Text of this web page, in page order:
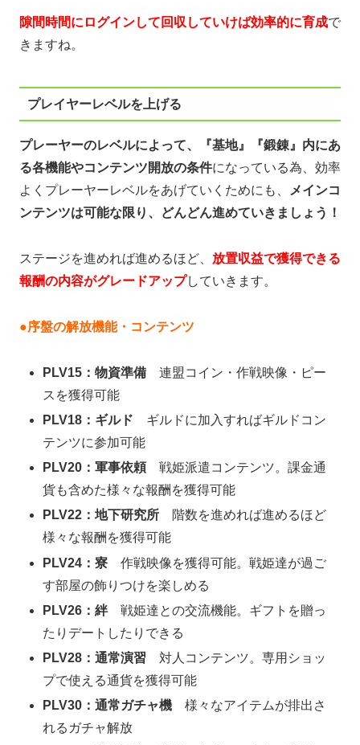
隙間時間にログインして回収していけば効率的に育成で
きますね。
プレイヤーレベルを上げる
プレーヤーのレベルによって、『基地』『鍛錬』内にあ
る各機能やコンテンツ開放の条件になっている為、効率
よくプレーヤーレベルをあげていくためにも、
メインコ
ンテンツは可能な限り、どんどん進めていきましょう！
ステージを進めれば進めるほど、 放置収益で獲得できる
報酬の内容がグレードアップしていきます。
●序盤の解放機能・コンテンツ
PLV15：物資準備連盟コイン・作戦映像・ピー
スを獲得可能
PLV18：ギルド ギルドに加入すればギルドコン
テンツに参加可能
PLV20：軍事依頼戦姫派遣コンテンツ。課金通
貨も含めた様々な報酬を獲得可能
PLV22：地下研究所
階数を進めれば進めるほど
様々な報酬を獲得可能
PLV24 ：寮作戦映像を獲得可能。戦姫達が過ご
す部屋の飾りつけを楽しめる
PLV26：絆戦姫達との交流機能。ギフトを贈っ
たりデートしたりできる
PLV28：通常演習 対人コンテンツ。専用ショッ
プで使える通貨を獲得可能
PLV30：通常ガチャ機様々なアイテムが排出さ
れるガチャ解放